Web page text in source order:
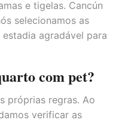
e tigelas. Cancún
selecionamos as
agradável para
com pet?
próprias regras. Ao
verificar as